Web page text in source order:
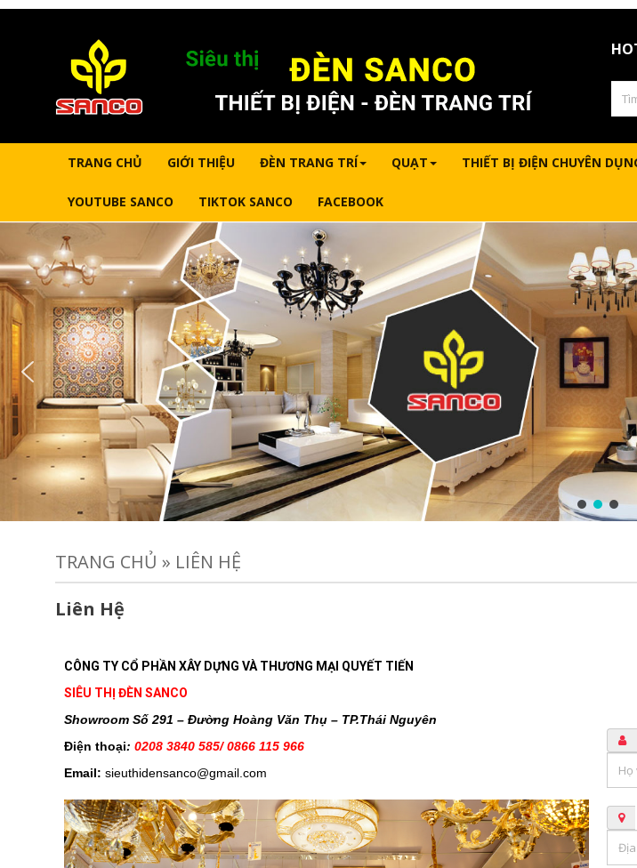
TRANG CHỦ GIỚI THIỆU ĐÈN TRANG TRÍ QUẠT THIẾT BỊ ĐIỆN CHUYÊN
YOUTUBE SANCO TIKTOK SANCO FACEBOOK
TRANG CHỦ » LIÊN HỆ
Liên Hệ
CÔNG TY CỔ PHẦN XÂY DỰNG VÀ THƯƠNG MẠI QUYẾT TIẾN
SIÊU THỊ ĐÈN SANCO
Showroom Số 291 – Đường Hoàng Văn Thụ – TP.Thái Nguyên
Điện thoại: 0208 3840 585/ 0866 115 966
Email: sieuthidensanco@gmail.com